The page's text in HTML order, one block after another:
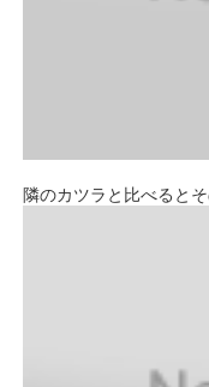
隣のカツラと比べると